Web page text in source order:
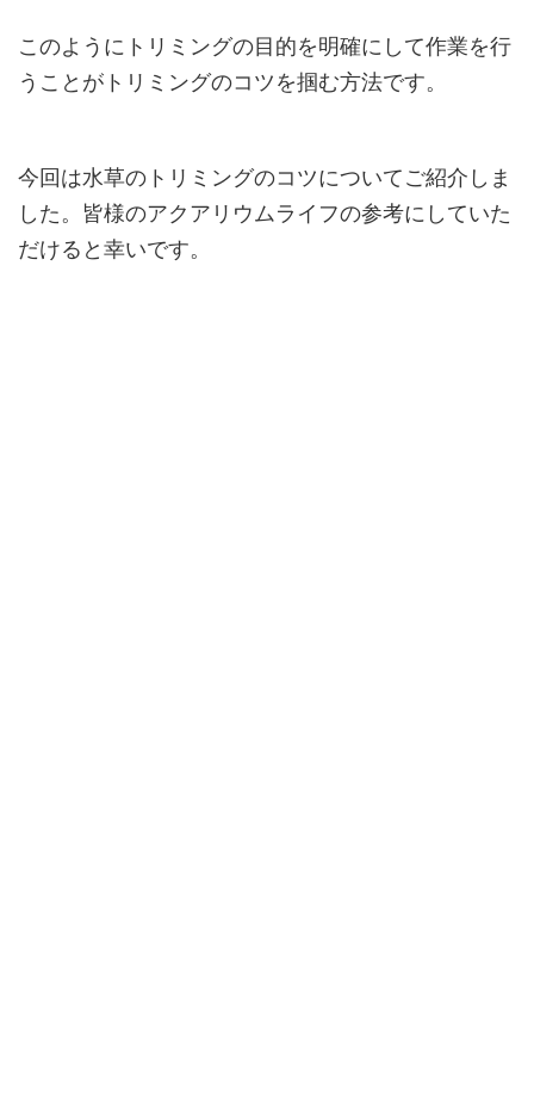
このようにトリミングの目的を明確にして作業を行
うことがトリミングのコツを掴む方法です。
今回は水草のトリミングのコツについてご紹介しま
した。皆様のアクアリウムライフの参考にしていた
だけると幸いです。